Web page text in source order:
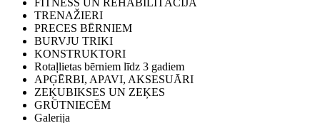
FITNESS UN REHABILITĀCIJA
TRENAŽIERI
PRECES BĒRNIEM
BURVJU TRIKI
KONSTRUKTORI
Rotaļlietas bērniem līdz 3 gadiem
APĢĒRBI, APAVI, AKSESUĀRI
ZEĶUBIKSES UN ZEĶES
GRŪTNIECĒM
Galerija